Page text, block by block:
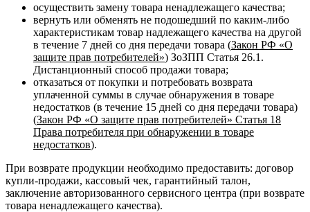
осуществить замену товара ненадлежащего качества;
вернуть или обменять не подошедший по каким-либо
характеристикам товар надлежащего качества на другой
в течение 7 дней со дня передачи товара (Закон РФ «О
защите прав потребителей») ЗоЗПП Статья 26.1.
Дистанционный способ продажи товара;
отказаться от покупки и потребовать возврата
уплаченной суммы в случае обнаружения в товаре
недостатков (в течение 15 дней со дня передачи товара)
(Закон РФ «О защите прав потребителей» Статья 18
Права потребителя при обнаружении в товаре
недостатков).
При возврате продукции необходимо предоставить: договор
купли-продажи, кассовый чек, гарантийный талон,
заключение авторизованного сервисного центра (при возврате
товара ненадлежащего качества).